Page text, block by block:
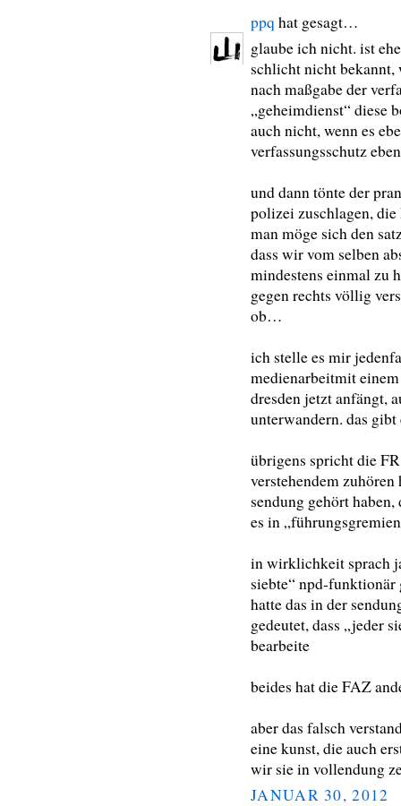
ppq hat gesagt…
glaube ich nicht. ist
schlicht nicht bekannt,
nach maßgabe der
„geheimdienst“ diese
auch nicht, wenn es
verfassungsschutz
und dann tönte der
polizei zuschlagen, die
man möge sich den
dass wir vom selben
mindestens einmal zu
gegen rechts völlig
ob…
ich stelle es mir
medienarbeitmit
dresden jetzt anfängt,
unterwandern. das gibt
übrigens spricht die
verstehendem
sendung gehört
es in
in wirklichkeit sprach
siebte“ npd-
hatte das in der
gedeutet, dass „jeder
bearbeite
beides hat die FAZ
aber das falsch
eine kunst, die auch
wir sie in vollendung
JANUAR 30, 2012